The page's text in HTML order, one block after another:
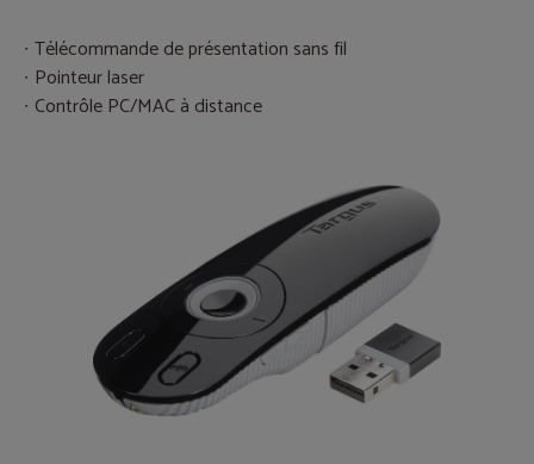
Télécommande de présentation sans fil
Pointeur laser
Contrôle PC/MAC à distance